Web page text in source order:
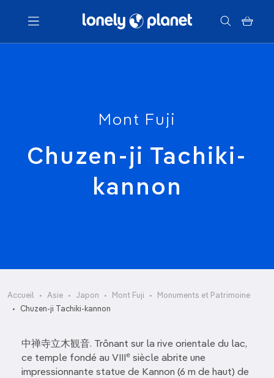
Menu
Mont Fuji
Chuzen-ji Tachiki-
kannon
Accueil Asie Japon Mont Fuji
Monuments et Patrimoine
Chuzen-ji Tachiki-kannon
中禅寺立木観音. Trônant sur la rive orientale du lac,
ce temple fondé au VIII
e siècle abrite une
impressionnante statue de Kannon (6 m de haut) de